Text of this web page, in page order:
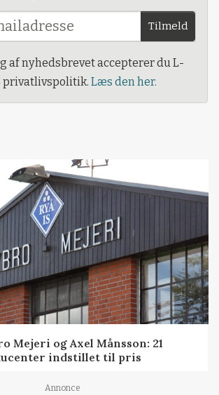
Tilmeld
af nyhedsbrevet accepterer du L-
privatlivspolitik. Læs den her.
Mejeri og Axel Månsson: 21
indstillet til pris
Annonce